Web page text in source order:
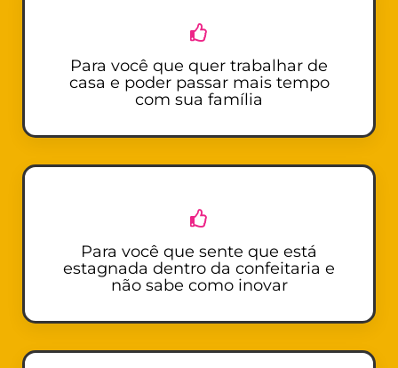
Para você que quer trabalhar de
casa e poder passar mais tempo
com sua família
Para você que sente que está
estagnada dentro da confeitaria e
não sabe como inovar